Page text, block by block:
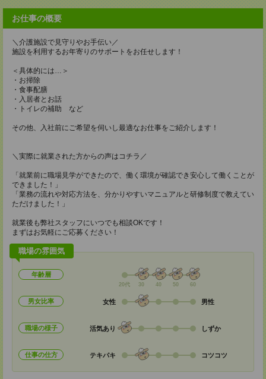
お仕事の概要
＼介護施設で見守りやお手伝い／
施設を利用するお年寄りのサポートをお任せします！
＜具体的には…＞
・お掃除
・食事配膳
・入居者とお話
・トイレの補助 など
その他、入社前にご希望を伺いし最適なお仕事をご紹介します！
＼実際に就業された方からの声はコチラ／
「就業前に職場見学ができたので、働く環境が確認でき安心して働くことが
できました！」
「業務の流れや対応方法を、分かりやすいマニュアルと研修制度で教えてい
ただけました！」
就業後も弊社スタッフにいつでも相談OKです！
まずはお気軽にご応募ください！
職場の雰囲気
年齢層
20代 30 40 50 60
男女比率 女性 男性
職場の様子 活気あり しずか
仕事の仕方 テキパキ コツコツ